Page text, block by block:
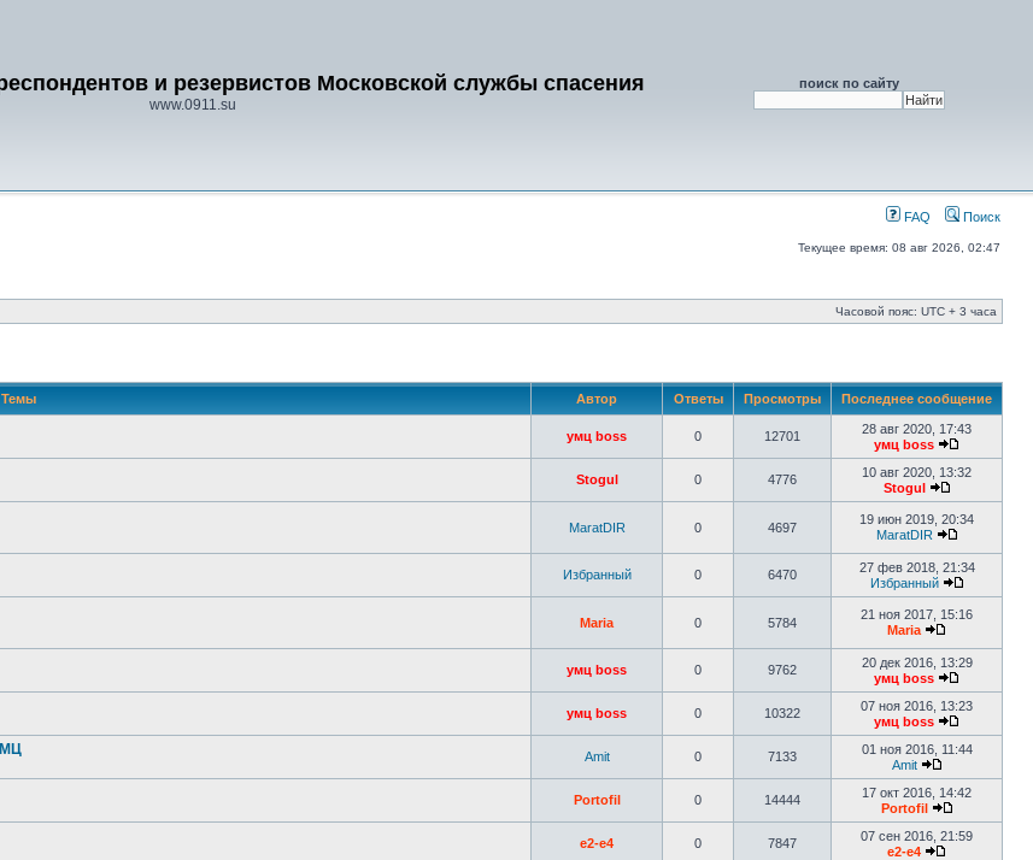
и резервистов Московской службы спасения
www.0911.su
поиск по сайту
FAQ Поиск
Текущее время: 08 авг 2026, 02:47
Часовой пояс: UTC + 3 часа
Темы Автор Ответы Просмотры Последнее сообщение
умц boss 0 12701
28 авг 2020, 17:43
умц boss
Stogul 0 4776
10 авг 2020, 13:32
Stogul
MaratDIR 0 4697
19 июн 2019, 20:34
MaratDIR
Избранный 0 6470
27 фев 2018, 21:34
Избранный
Maria 0 5784
21 ноя 2017, 15:16
Maria
умц boss 0 9762
20 дек 2016, 13:29
умц boss
умц boss 0 10322
07 ноя 2016, 13:23
умц boss
Аmit 0 7133
01 ноя 2016, 11:44
Аmit
Portofil 0 14444
17 окт 2016, 14:42
Portofil
e2-e4 0 7847
07 сен 2016, 21:59
e2-e4